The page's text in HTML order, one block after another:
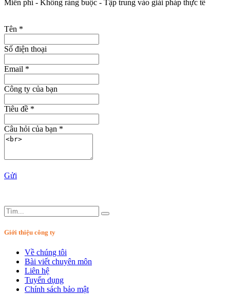
Miễn phí - Không ràng buộc - Tập trung vào giải pháp thực tế
Tên *
Số điện thoại
Email *
Công ty của bạn
Tiêu đề *
Câu hỏi của bạn *
Gửi
Giới thiệu công ty
Về chúng tôi
Bài viết chuyên môn
Liên hệ
Tuyển dụng
Chính sách bảo mật